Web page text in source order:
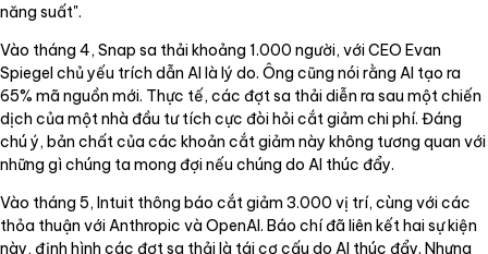
năng suất".
Vào tháng 4, Snap sa thải khoảng 1.000 người, với CEO Evan
Spiegel chủ yếu trích dẫn AI là lý do. Ông cũng nói rằng AI tạo ra
65% mã nguồn mới. Thực tế, các đợt sa thải diễn ra sau một chiến
dịch của một nhà đầu tư tích cực đòi hỏi cắt giảm chi phí. Đáng
chú ý, bản chất của các khoản cắt giảm này không tương quan với
những gì chúng ta mong đợi nếu chúng do AI thúc đẩy.
Vào tháng 5, Intuit thông báo cắt giảm 3.000 vị trí, cùng với các
thỏa thuận với Anthropic và OpenAI. Báo chí đã liên kết hai sự kiện
này, định hình các đợt sa thải là tái cơ cấu do AI thúc đẩy. Nhưng